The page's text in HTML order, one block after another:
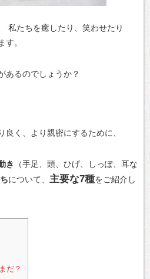
私たちを癒したり、笑わせたり
す。
あるのでしょうか？
良く、より親密にするために、
き
（手足、頭、ひげ、しっぽ、耳な
について、 主要な7種をご紹介し
だ？